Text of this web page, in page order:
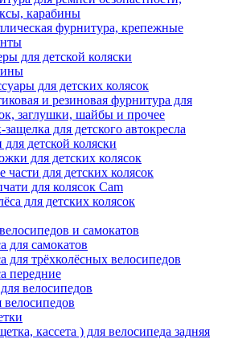
карабины
фурнитура, крепежные
для детской коляски
для детских колясок
и резиновая фурнитура для
заглушки, шайбы и прочее
защелка для детского автокресла
для детской коляски
для детских колясок
части для детских колясок
для колясок Cam
для детских колясок
и самокатов
для самокатов
для трёхколёсных велосипедов
передние
велосипедов
кассета ) для велосипеда задняя